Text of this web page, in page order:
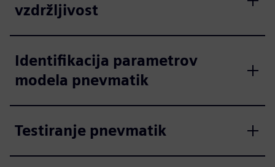
vzdržljivost
Identifikacija parametrov
modela pnevmatik
Testiranje pnevmatik